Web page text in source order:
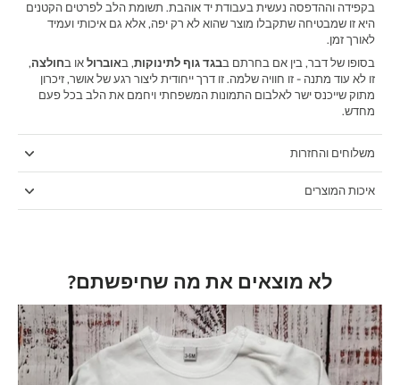
בקפידה וההדפסה נעשית בעבודת יד אוהבת. תשומת הלב לפרטים הקטנים
היא זו שמבטיחה שתקבלו מוצר שהוא לא רק יפה, אלא גם איכותי ועמיד
לאורך זמן.
בסופו של דבר, בין אם בחרתם בבגד גוף לתינוקות, באוברול או בחולצה,
זו לא עוד מתנה - זו חוויה שלמה. זו דרך ייחודית ליצור רגע של אושר, זיכרון
מתוק שייכנס ישר לאלבום התמונות המשפחתי ויחמם את הלב בכל פעם
מחדש.
משלוחים והחזרות
איכות המוצרים
לא מוצאים את מה שחיפשתם?